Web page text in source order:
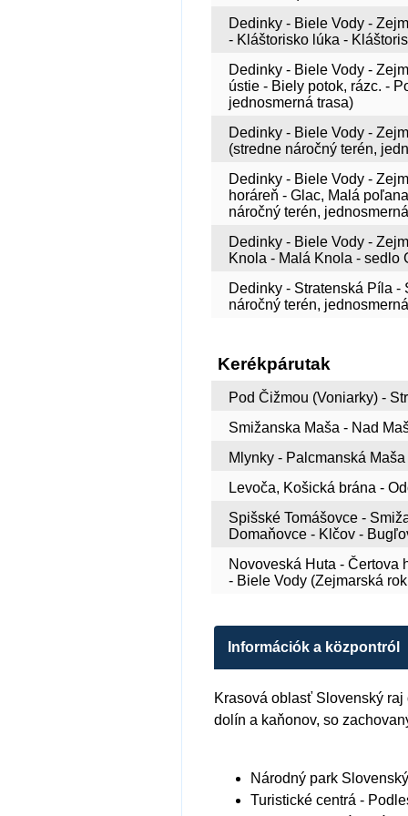
Dedinky - Biele Vody -
- Kláštorisko lúka -
Dedinky - Biele Vody -
ústie - Biely potok, rázc. -
jednosmerná trasa)
Dedinky - Biele Vody -
(stredne náročný terén,
Dedinky - Biele Vody -
horáreň - Glac, Malá
náročný terén,
Dedinky - Biele Vody -
Knola - Malá Knola - sedlo
Dedinky - Stratenská Píla
náročný terén,
Kerékpárutak
Pod Čižmou (Voniarky) -
Smižanska Maša - Nad
Mlynky - Palcmanská
Levoča, Košická brána -
Spišské Tomášovce -
Domaňovce - Klčov -
Novoveská Huta - Čertova
- Biele Vody (Zejmarská
Információk a központról
Krasová oblasť Slovenský
dolín a kaňonov, so
Národný park
Turistické centrá -